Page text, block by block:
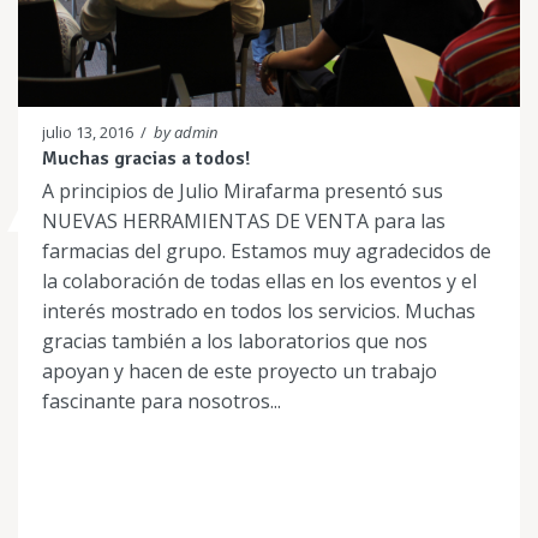
julio 13, 2016 / by admin
Muchas gracias a todos!
A principios de Julio Mirafarma presentó sus
NUEVAS HERRAMIENTAS DE VENTA para las
farmacias del grupo. Estamos muy agradecidos de
la colaboración de todas ellas en los eventos y el
interés mostrado en todos los servicios. Muchas
gracias también a los laboratorios que nos
apoyan y hacen de este proyecto un trabajo
fascinante para nosotros...